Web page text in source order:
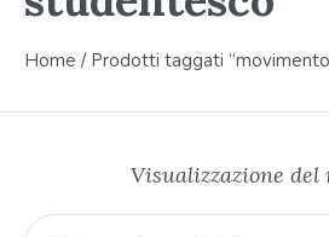
Home / Prodotti taggati
Visualizzazione